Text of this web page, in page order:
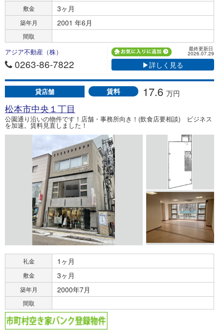
敷金 3ヶ月
築年月 2001 年6月
間取
アジア不動産（株）
0263-86-7822
最終更新日
2026.07.29
▶詳しく見る
貸店舗 賃料 17.6 万円
松本市中央１丁目
公園通り沿いの物件です！店舗・事務所向き！(飲食店要相談) ビジネス
を加速。賃料見直しました！
礼金 1ヶ月
敷金 3ヶ月
築年月 2000年7月
間取